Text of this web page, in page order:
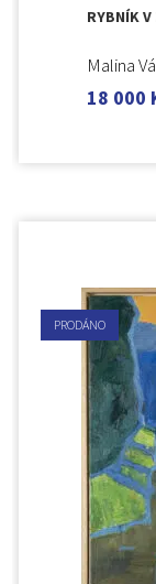
RYBNÍK V
Malina
18 000
PRODÁNO